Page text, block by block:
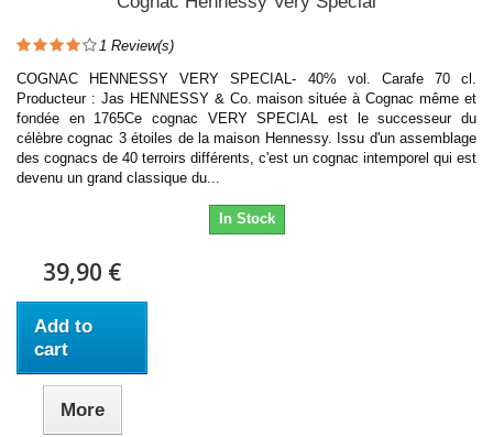
1 Review(s)
COGNAC HENNESSY VERY SPECIAL- 40% vol. Carafe 70 cl.
Producteur : Jas HENNESSY & Co. maison située à Cognac même et
fondée en 1765Ce cognac VERY SPECIAL est le successeur du
célèbre cognac 3 étoiles de la maison Hennessy. Issu d'un assemblage
des cognacs de 40 terroirs différents, c'est un cognac intemporel qui est
devenu un grand classique du...
In Stock
39,90 €
Add to
cart
More